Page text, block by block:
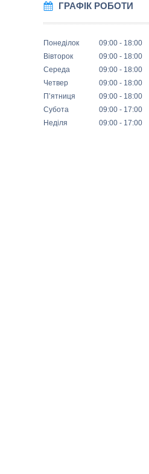
ГРАФІК РОБОТИ
Понеділок 09:00
18:00
Вівторок
09:00
18:00
Середа
09:00
18:00
Четвер
09:00
18:00
Пʼятниця
09:00
18:00
Субота
09:00
17:00
Неділя
09:00 17:00